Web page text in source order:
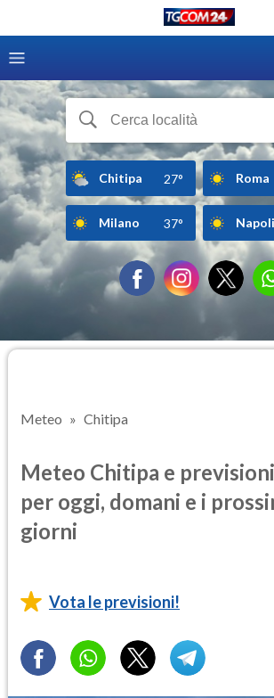
Chitipa 27° Roma
Milano 37° Napoli
Meteo Chitipa
Meteo Chitipa e
per oggi, domani e i
giorni
Vota le previsioni!